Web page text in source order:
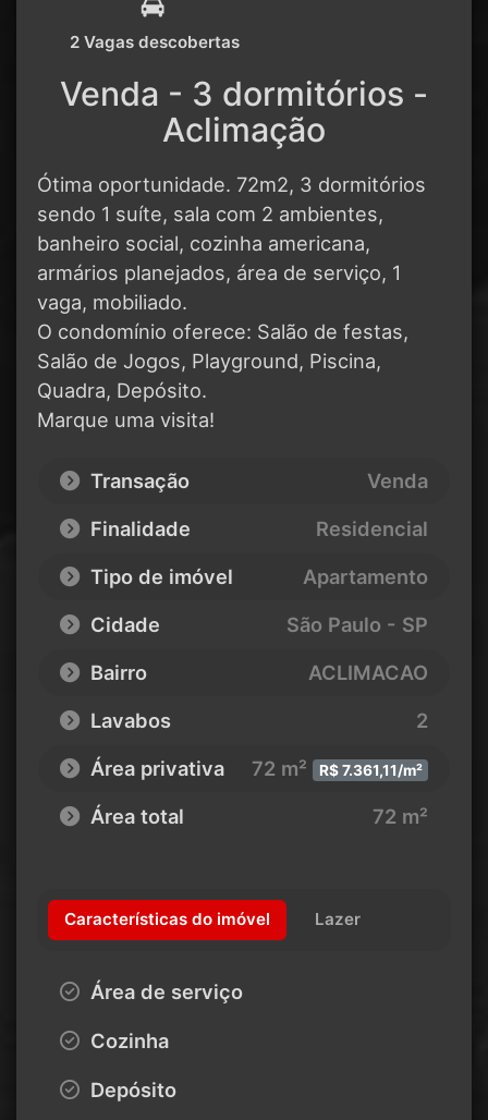
2 Vagas descobertas
Venda - 3 dormitórios -
Aclimação
Ótima oportunidade. 72m2, 3 dormitórios
sendo 1 suíte, sala com 2 ambientes,
banheiro social, cozinha americana,
armários planejados, área de serviço, 1
vaga, mobiliado.
O condomínio oferece: Salão de festas,
Salão de Jogos, Playground, Piscina,
Quadra, Depósito.
Marque uma visita!
Transação
Venda
Finalidade
Residencial
Tipo de imóvel
Apartamento
Cidade
São Paulo - SP
Bairro
ACLIMACAO
Lavabos
2
Área privativa
72 m² R$ 7.361,11/m²
Área total 72 m²
Características do imóvel Lazer
Área de serviço
Cozinha
Depósito